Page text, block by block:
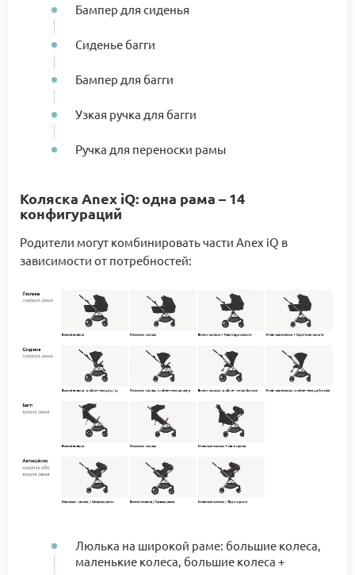
Бампер для сиденья
Сиденье багги
Бампер для багги
Узкая ручка для багги
Ручка для переноски рамы
Коляска Anex iQ: одна рама – 14
конфигураций
Родители могут комбинировать части Anex iQ в
зависимости от потребностей:
Люлька на широкой раме: большие колеса,
маленькие колеса, большие колеса +